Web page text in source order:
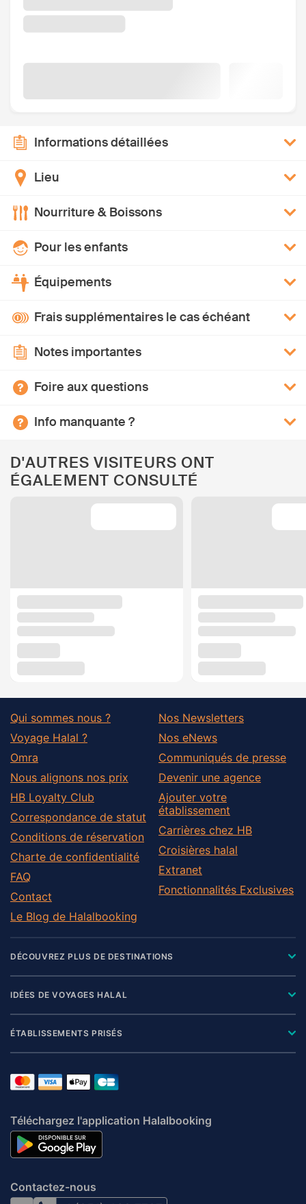
Informations détaillées
Lieu
Nourriture & Boissons
Pour les enfants
Équipements
Frais supplémentaires le cas échéant
Notes importantes
Foire aux questions
Info manquante ?
D'AUTRES VISITEURS ONT
ÉGALEMENT CONSULTÉ
Qui sommes nous ?
Voyage Halal ?
Omra
Nous alignons nos prix
HB Loyalty Club
Correspondance de statut
Conditions de réservation
Charte de confidentialité
FAQ
Contact
Le Blog de Halalbooking
Nos Newsletters
Nos eNews
Communiqués de presse
Devenir une agence
Ajouter votre
établissement
Carrières chez HB
Croisières halal
Extranet
Fonctionnalités Exclusives
DÉCOUVREZ PLUS DE DESTINATIONS
IDÉES DE VOYAGES HALAL
ÉTABLISSEMENTS PRISÉS
Téléchargez l'application Halalbooking
Contactez-nous